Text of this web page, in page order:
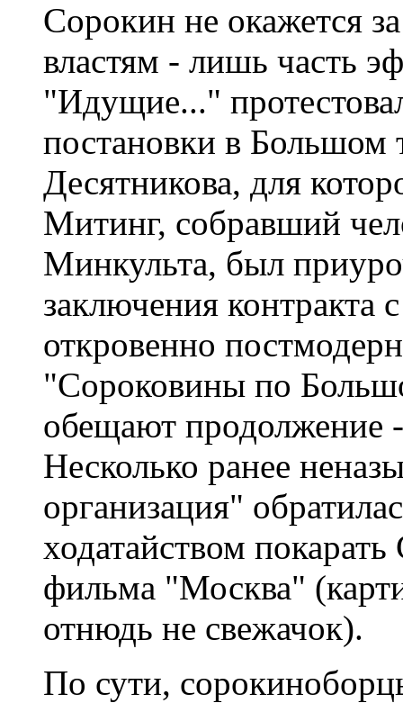
Сорокин не окажется
властям - лишь часть
"Идущие..."
постановки в Большом
Десятникова, для
Митинг, собравший
Минкульта, был
заключения контракта
откровенно
"Сороковины по
обещают продолжение
Несколько ранее
организация"
ходатайством
фильма "Москва"
отнюдь не свежачок).
По сути,